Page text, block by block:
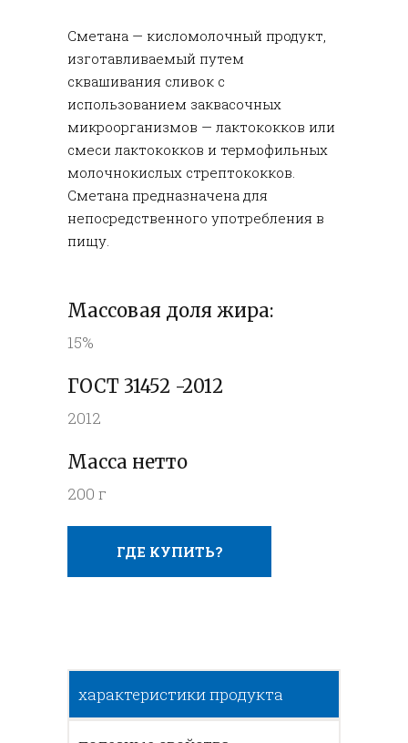
Сметана — кисломолочный продукт,
изготавливаемый путем
сквашивания сливок с
использованием заквасочных
микроорганизмов — лактококков или
смеси лактококков и термофильных
молочнокислых стрептококков.
Сметана предназначена для
непосредственного употребления в
пищу.
Массовая доля жира:
15%
ГОСТ 31452 -2012
2012
Масса нетто
200 г
ГДЕ КУПИТЬ?
характеристики продукта